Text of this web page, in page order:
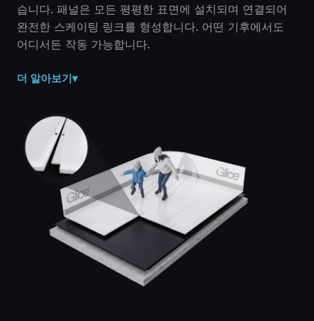
습니다. 패널은 모든 평평한 표면에 설치되며 연결되어
완전한 스케이팅 링크를 형성합니다. 어떤 기후에서도
어디서든 작동 가능합니다.
더 알아보기▾
단단한 폴리머, 얼음 아님.
합성 얼음은 공학 폴리머 패널로 만들어진 건조하고 단단한
표면입니다. 물, 냉동, 전기가 필요 없습니다. 패널은 상온이
며 절대 녹지 않습니다.
표준 스케이트, 특별한 장비 없음.
냉동 링크에서 사용하는 것과 동일한 스케이트를 사용합니
다. 수정할 필요가 없습니다.
독립적으로 테스트된 성능.